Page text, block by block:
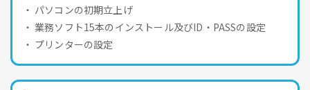
パソコンの初期立上げ
業務ソフト15本のインストール及びID・PASSの設定
プリンターの設定